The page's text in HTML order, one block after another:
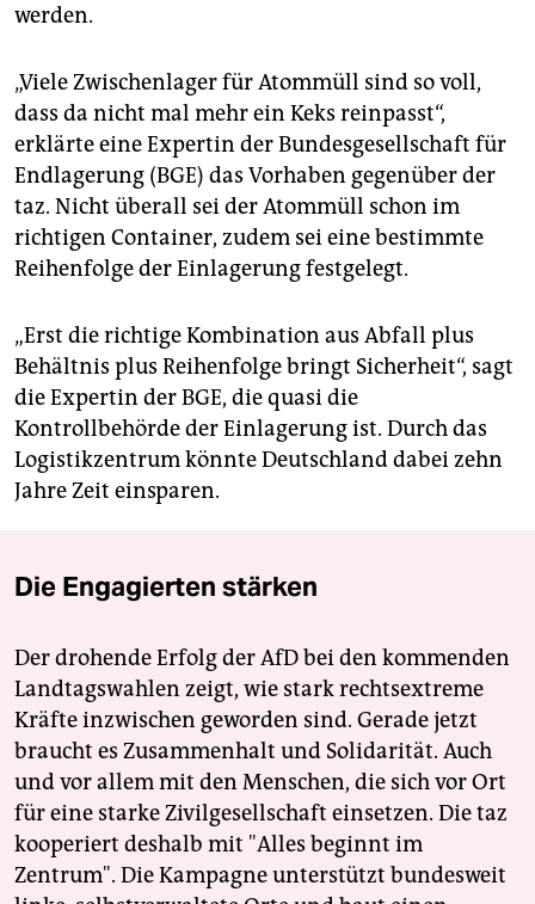
werden.
„Viele Zwischenlager für Atommüll sind so voll,
dass da nicht mal mehr ein Keks reinpasst“,
erklärte eine Expertin der Bundesgesellschaft für
Endlagerung (BGE) das Vorhaben gegenüber der
taz. Nicht überall sei der Atommüll schon im
richtigen Container, zudem sei eine bestimmte
Reihenfolge der Einlagerung festgelegt.
„Erst die richtige Kombination aus Abfall plus
Behältnis plus Reihenfolge bringt Sicherheit“, sagt
die Expertin der BGE, die quasi die
Kontrollbehörde der Einlagerung ist. Durch das
Logistikzentrum könnte Deutschland dabei zehn
Jahre Zeit einsparen.
Die Engagierten stärken
Der drohende Erfolg der AfD bei den kommenden
Landtagswahlen zeigt, wie stark rechtsextreme
Kräfte inzwischen geworden sind. Gerade jetzt
braucht es Zusammenhalt und Solidarität. Auch
und vor allem mit den Menschen, die sich vor Ort
für eine starke Zivilgesellschaft einsetzen. Die taz
kooperiert deshalb mit "Alles beginnt im
Zentrum". Die Kampagne unterstützt bundesweit